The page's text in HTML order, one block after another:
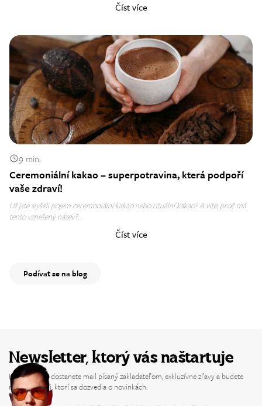
Číst více
9 min.
Ceremoniální kakao – superpotravina, která podpoří
vaše zdraví!
Už jste slyšeli pojem ceremoniální kakao nebo rituální kakao? A víte, proč má
tento vznešený název?...
Číst více
Podívat se na blog
Newsletter, ktorý vás naštartuje
Každý týždeň dostanete mail písaný zakladateľom, exkluzívne zľavy a budete
medzi prvými, ktorí sa dozvedia o novinkách.